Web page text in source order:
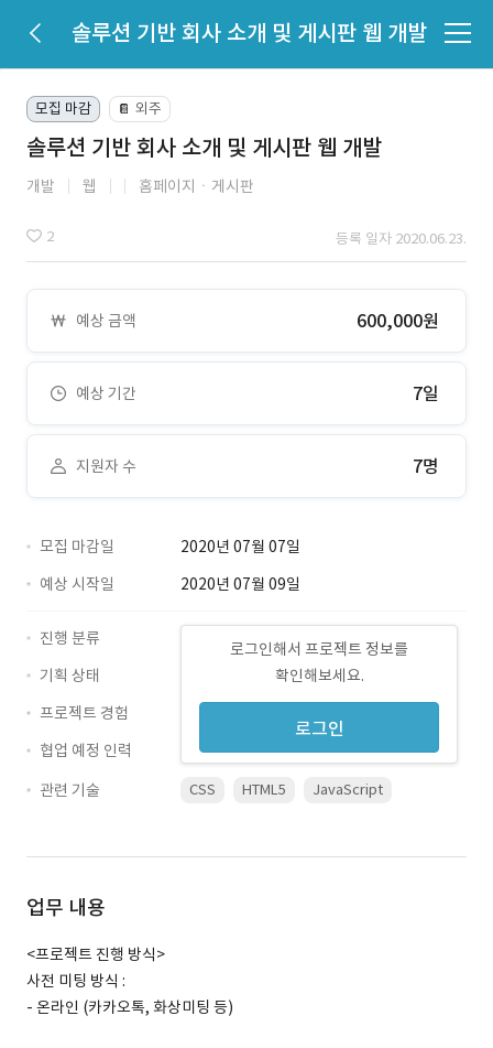
솔루션 기반 회사 소개 및 게시판 웹 개발
모집 마감 📔 외주
솔루션 기반 회사 소개 및 게시판 웹 개발
개발 웹 홈페이지ㆍ게시판
2 등록 일자 2020.06.23.
예상 금액 600,000원
예상 기간 7일
지원자 수 7명
모집 마감일
2020년 07월 07일
예상 시작일
2020년 07월 09일
로그인해서 프로젝트 정보를
확인해보세요.
로그인
진행 분류
기획 상태
프로젝트 경험
협업 예정 인력
관련 기술
CSS HTML5 JavaScript
업무 내용
<프로젝트 진행 방식>
사전 미팅 방식 :
- 온라인 (카카오톡, 화상미팅 등)